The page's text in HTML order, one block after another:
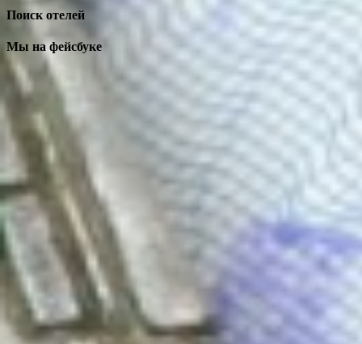
Поиск отелей
Мы на фейсбуке